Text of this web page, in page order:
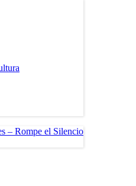
– Rompe el Silencio